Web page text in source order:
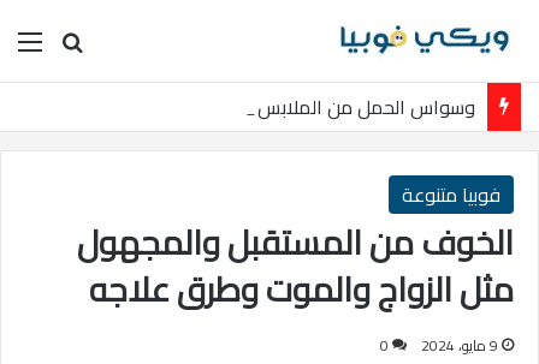
بحث عن
فوبيا متنوعة
الخوف من المستقبل والمجهول
مثل الزواج والموت وطرق علاجه
9 مايو، 2024 0